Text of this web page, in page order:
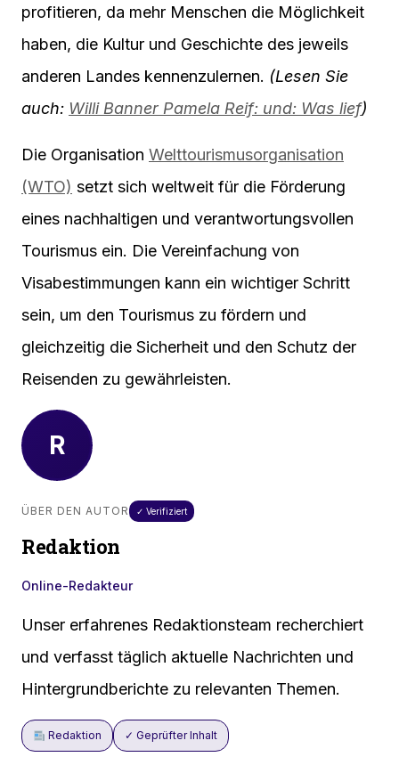
profitieren, da mehr Menschen die Möglichkeit
haben, die Kultur und Geschichte des jeweils
anderen Landes kennenzulernen. (Lesen Sie
auch: Willi Banner Pamela Reif: und: Was lief)
Die Organisation Welttourismusorganisation
(WTO) setzt sich weltweit für die Förderung
eines nachhaltigen und verantwortungsvollen
Tourismus ein. Die Vereinfachung von
Visabestimmungen kann ein wichtiger Schritt
sein, um den Tourismus zu fördern und
gleichzeitig die Sicherheit und den Schutz der
Reisenden zu gewährleisten.
R
ÜBER DEN AUTOR ✓ Verifiziert
Redaktion
Online-Redakteur
Unser erfahrenes Redaktionsteam recherchiert
und verfasst täglich aktuelle Nachrichten und
Hintergrundberichte zu relevanten Themen.
Redaktion ✓ Geprüfter Inhalt